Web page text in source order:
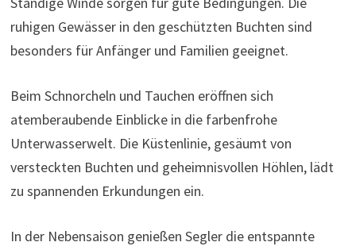
ruhigen Gewässer in den geschützten Buchten sind
besonders für Anfänger und Familien geeignet.
Beim Schnorcheln und Tauchen eröffnen sich
atemberaubende Einblicke in die farbenfrohe
Unterwasserwelt. Die Küstenlinie, gesäumt von
versteckten Buchten und geheimnisvollen Höhlen, lädt
zu spannenden Erkundungen ein.
In der Nebensaison genießen Segler die entspannte